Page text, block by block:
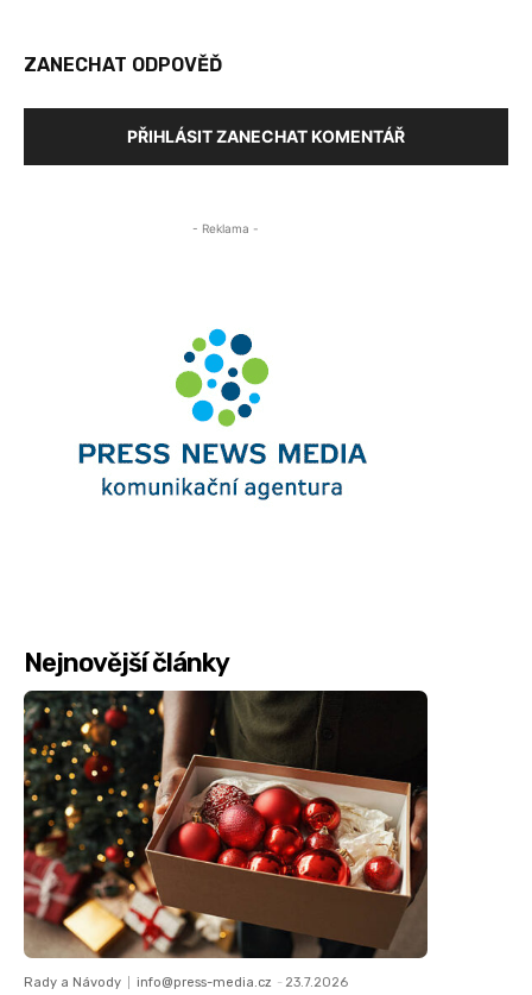
ZANECHAT ODPOVĚĎ
PŘIHLÁSIT ZANECHAT KOMENTÁŘ
- Reklama -
Nejnovější články
Rady a Návody info@press-media.cz - 23.7.2026